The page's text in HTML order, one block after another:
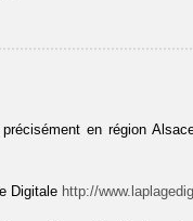
en région
Digitale http://